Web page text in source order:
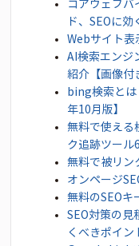
コアウェブバ
ド、SEOに
Webサイト表
AI検索エンジ
紹介【画像付
bing検索とは
年10月版】
無料で使える
ク追跡ツール
無料で被リン
オンページ
無料のSEOキ
SEO対策の見
くべきポイン